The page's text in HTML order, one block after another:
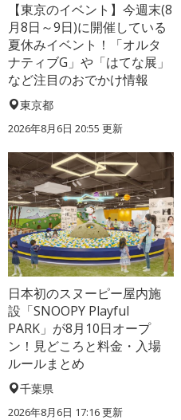
【東京のイベント】今週末(8
月8日～9日)に開催している
夏休みイベント！「オルタ
ナティブG」や「はてな展」
など注目のおでかけ情報
東京都
2026年8月6日 20:55 更新
日本初のスヌーピー屋内施
設「SNOOPY Playful
PARK」が8月10日オープ
ン！見どころと料金・入場
ルールまとめ
千葉県
2026年8月6日 17:16更新